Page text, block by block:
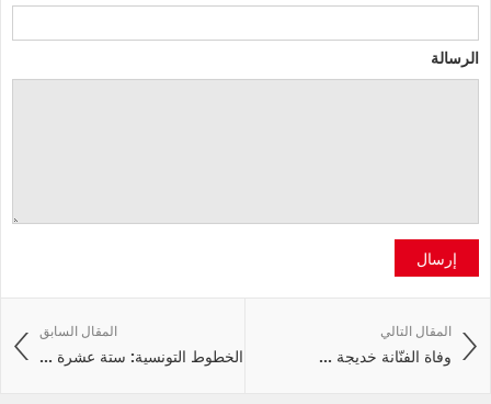
الرسالة
إرسال
المقال السابق
الخطوط التونسية: ستة عشرة ...
المقال التالي
وفاة الفنّانة خديجة ...